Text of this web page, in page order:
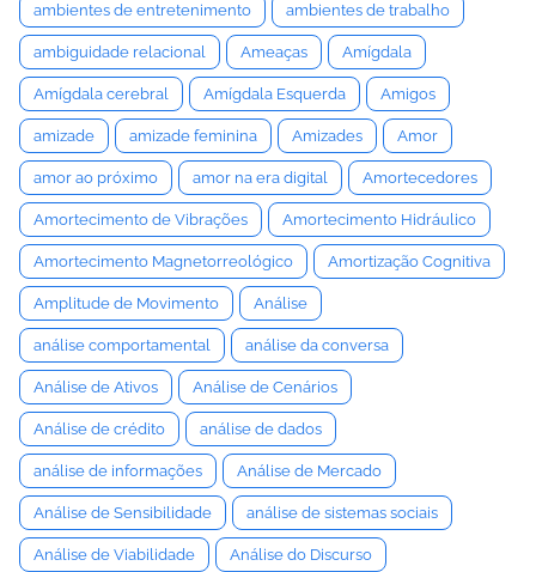
ambientes de entretenimento ambientes de trabalho
ambiguidade relacional Ameaças Amígdala
Amígdala cerebral Amígdala Esquerda Amigos
amizade amizade feminina Amizades Amor
amor ao próximo amor na era digital Amortecedores
Amortecimento de Vibrações Amortecimento Hidráulico
Amortecimento Magnetorreológico Amortização Cognitiva
Amplitude de Movimento Análise
análise comportamental análise da conversa
Análise de Ativos Análise de Cenários
Análise de crédito análise de dados
análise de informações Análise de Mercado
Análise de Sensibilidade análise de sistemas sociais
Análise de Viabilidade Análise do Discurso